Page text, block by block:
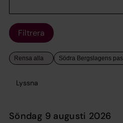
Filtrera
Lyssna
söndag 9 augusti 2026